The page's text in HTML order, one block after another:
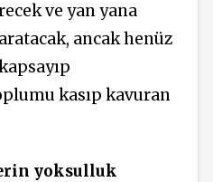
ve yan yana
ancak henüz
kasıp kavuran
yoksulluk